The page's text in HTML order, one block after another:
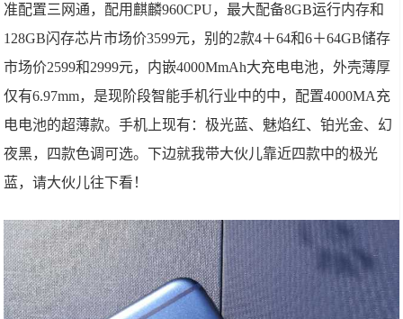
准配置三网通，配用麒麟960CPU，最大配备8GB运行内存和
128GB闪存芯片市场价3599元，别的2款4＋64和6＋64GB储存
市场价2599和2999元，内嵌4000MmAh大充电电池，外壳薄厚
仅有6.97mm，是现阶段智能手机行业中的中，配置4000MA充
电电池的超薄款。手机上现有：极光蓝、魅焰红、铂光金、幻
夜黑，四款色调可选。下边就我带大伙儿靠近四款中的极光
蓝，请大伙儿往下看！